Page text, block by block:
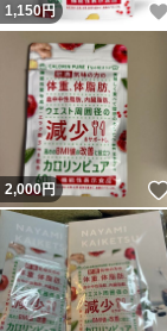
1,150円
2,000円